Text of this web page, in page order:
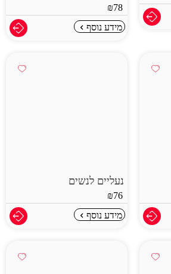
₪78
מידע נוסף
נעליים לנשים
₪76
מידע נוסף